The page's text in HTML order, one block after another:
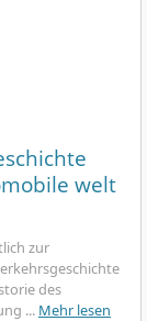
welt
zur
des
... Mehr lesen